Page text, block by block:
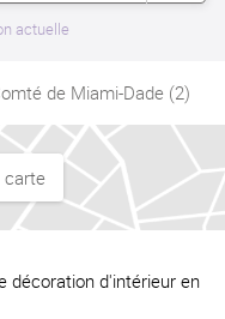
actuelle
de Miami-Dade (2)
carte
décoration d'intérieur en